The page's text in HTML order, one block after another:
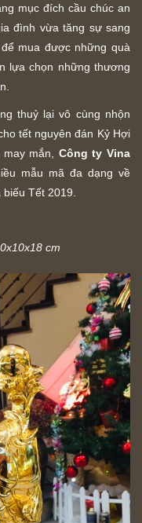
mục đích cầu chúc an
đình vừa tăng sự sang
mua được những quà
lựa chọn những thương
thuỷ lại vô cùng nhộn
tết nguyên đán Kỷ Hợi
mắn, Công ty Vina
mẫu mã đa dạng về
Tết 2019.
cm